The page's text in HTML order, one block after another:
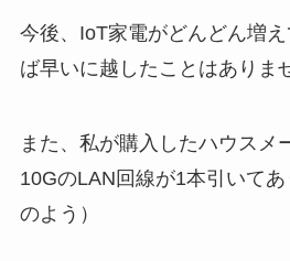
今後、IoT家電がどんどん増
ば早いに越したことはありま
また、私が購入したハウスメ
10GのLAN回線が1本引いて
のよう）